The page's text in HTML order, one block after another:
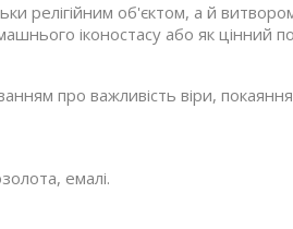
релігійним об'єктом, а й
іконостасу або як цінний
про важливість віри,
емалі.